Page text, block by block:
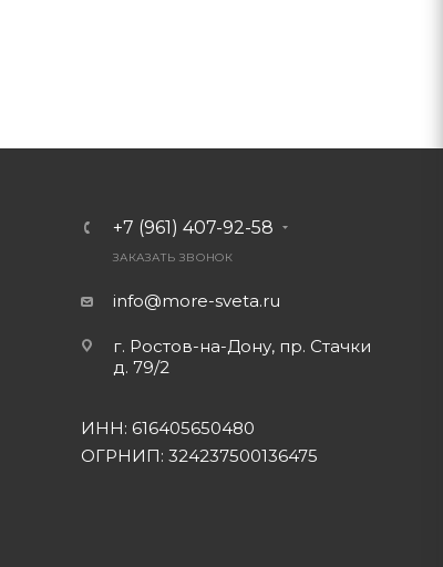
+7 (961) 407-92-58
ЗАКАЗАТЬ ЗВОНОК
info@more-sveta.ru
г. Ростов-на-Дону, пр. Стачки
д. 79/2
ИНН: 616405650480
ОГРНИП: 324237500136475